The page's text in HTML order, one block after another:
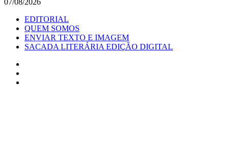
EDITORIAL
QUEM SOMOS
ENVIAR TEXTO E IMAGEM
SACADA LITERÁRIA EDIÇÃO DIGITAL